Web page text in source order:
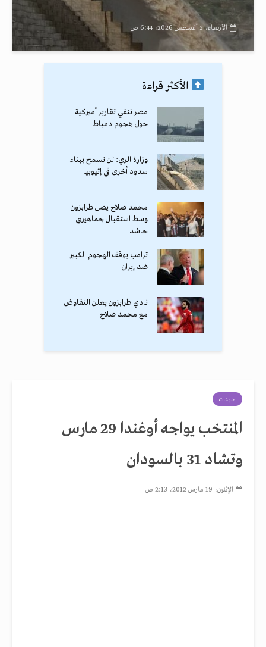
الأربعاء، 5 أغسطس 2026، 6:44 ص
الأكثر قراءة
مصر تنفي تقارير أميركية
حول هجوم دمياط
وزارة الري: لن نسمح ببناء
سدود أخرى في إثيوبيا
محمد صلاح يصل طرابزون
وسط استقبال جماهيري
حاشد
ترامب يوقف الهجوم الكبير
ضد إيران
نادي طرابزون يعلن التفاوض
مع محمد صلاح
منوعات
المنتخب يواجه أوغندا 29 مارس
وتشاد 31 بالسودان
الإثنين، 19 مارس 2012، 2:13 ص